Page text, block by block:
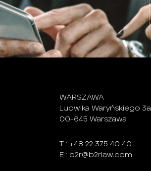
WARSZAWA
Ludwika Waryńskiego 3a
00-645 Warszawa
T : +48 22 375 40 40
E : b2r@b2rlaw.com